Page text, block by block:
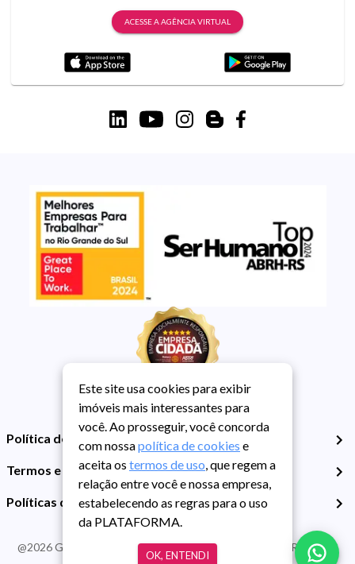
ACESSE A AGÊNCIA VIRTUAL
Política de Privacidade
Termos e Condições de Uso
Políticas de Cookies
@2026Guarida Imóvel. Todos os direitos reservados. CRECI RS -
Este site usa cookies para exibir
imóveis mais interessantes para
você. Ao prosseguir, você concorda
com nossapolítica de cookies e
aceita os termos de uso, que regem a
relação entre você e nossa empresa,
estabelecendo as regras para o uso
da PLATAFORMA.
OK, ENTENDI